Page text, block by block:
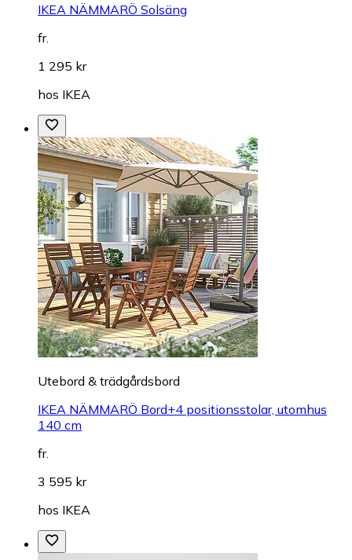
IKEA NÄMMARÖ Solsäng
fr.
1 295 kr
hos IKEA
Utebord & trädgårdsbord
IKEA NÄMMARÖ Bord+4 positionsstolar, utomhus
140 cm
fr.
3 595 kr
hos IKEA